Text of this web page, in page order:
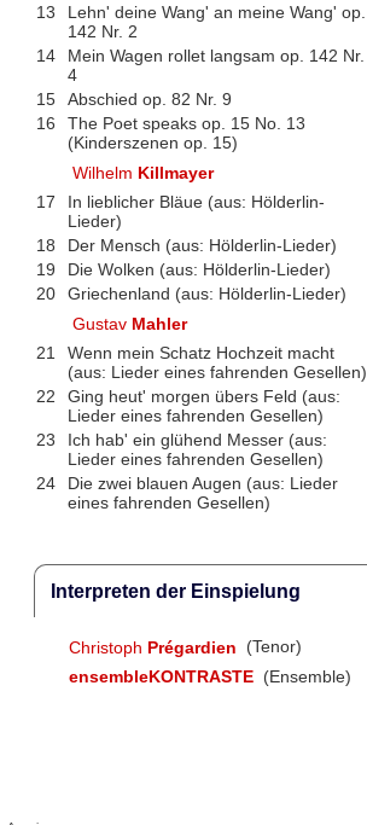
13
Lehn' deine Wang' an meine Wang' op.
142 Nr. 2
14
Mein Wagen rollet langsam op. 142 Nr.
4
15 Abschied op. 82 Nr. 9
16
The Poet speaks op. 15 No. 13
(Kinderszenen op. 15)
Wilhelm Killmayer
17
In lieblicher Bläue (aus: Hölderlin-
Lieder)
18 Der Mensch (aus: Hölderlin-Lieder)
19
Die Wolken (aus: Hölderlin-Lieder)
20
Griechenland (aus: Hölderlin-Lieder)
Gustav Mahler
21
Wenn mein Schatz Hochzeit macht
(aus: Lieder eines fahrenden Gesellen)
22
Ging heut' morgen übers Feld (aus:
Lieder eines fahrenden Gesellen)
23
Ich hab' ein glühend Messer (aus:
Lieder eines fahrenden Gesellen)
24
Die zwei blauen Augen (aus: Lieder
eines fahrenden Gesellen)
Interpreten der Einspielung
Christoph Prégardien
(Tenor)
ensembleKONTRASTE (Ensemble)